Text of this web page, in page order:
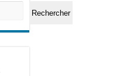
Rechercher